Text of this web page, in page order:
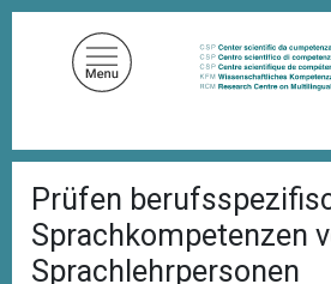
D
f
a
d
a
Prüfen
Sprachkompetenzen
Sprachlehrpersonen